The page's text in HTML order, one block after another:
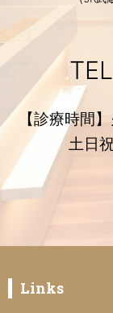
TEL
【診療時間
土日
Links